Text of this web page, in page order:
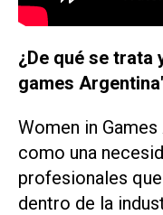
¿De qué se trata
games
Women in Games
como una
profesionales
dentro de la